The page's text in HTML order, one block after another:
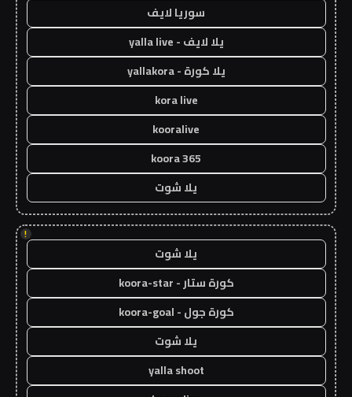
سوريا لايف
يلا لايف - yalla live
يلا كورة - yallakora
kora live
kooralive
koora 365
يلا شوت
!
يلا شوت
كورة ستار - koora-star
كورة جول - koora-goal
يلا شوت
yalla shoot